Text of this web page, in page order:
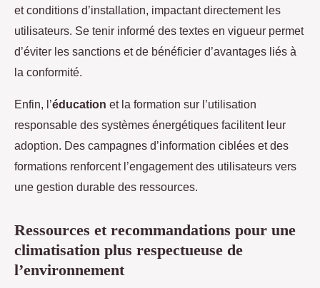
et conditions d’installation, impactant directement les
utilisateurs. Se tenir informé des textes en vigueur permet
d’éviter les sanctions et de bénéficier d’avantages liés à
la conformité.
Enfin, l’éducation et la formation sur l’utilisation
responsable des systèmes énergétiques facilitent leur
adoption. Des campagnes d’information ciblées et des
formations renforcent l’engagement des utilisateurs vers
une gestion durable des ressources.
Ressources et recommandations pour une
climatisation plus respectueuse de
l’environnement